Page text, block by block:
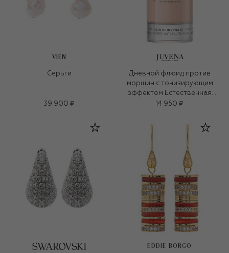
VIEN
Серьги
39 900 ₽
Дневной флюид против
морщин с тонизирующим
эффектом Естественная
бронза SPF 10 (50ml)
14 950 ₽
EDDIE BORGO